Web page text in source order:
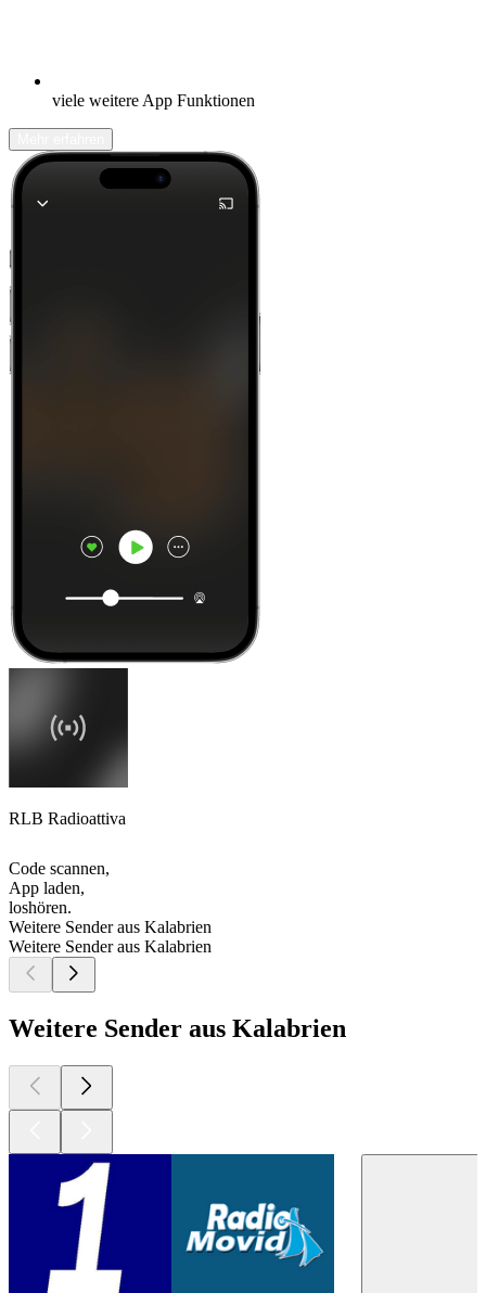
viele weitere App Funktionen
RLB Radioattiva
Code scannen,
App laden,
loshören.
Weitere Sender aus Kalabrien
Weitere Sender aus Kalabrien
Weitere Sender aus Kalabrien